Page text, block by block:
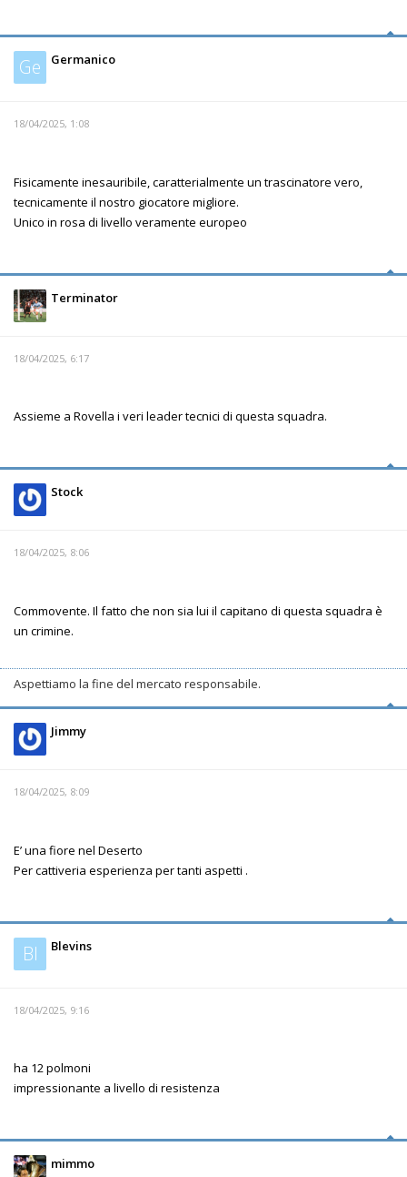
Ge Germanico
18/04/2025, 1:08
Fisicamente inesauribile, caratterialmente un trascinatore vero,
tecnicamente il nostro giocatore migliore.
Unico in rosa di livello veramente europeo
Terminator
18/04/2025, 6:17
Assieme a Rovella i veri leader tecnici di questa squadra.
Stock
18/04/2025, 8:06
Commovente. Il fatto che non sia lui il capitano di questa squadra è
un crimine.
Aspettiamo la fine del mercato responsabile.
Jimmy
18/04/2025, 8:09
E’ una fiore nel Deserto
Per cattiveria esperienza per tanti aspetti .
Bl Blevins
18/04/2025, 9:16
ha 12 polmoni
impressionante a livello di resistenza
mimmo